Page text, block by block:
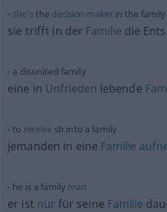
she’sthe decision-makerin the family
sie trifft in der Familie die
a disunited family
eine in Unfrieden lebende
to receivesb into a family
jemanden in eine Familie
he is a family man
er ist nur für seine Familie